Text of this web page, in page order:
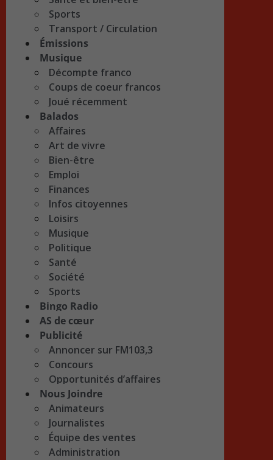
Sports
Transport / Circulation
Émissions
Musique
Décompte franco
Coups de coeur francos
Joué récemment
Balados
Affaires
Art de vivre
Bien-être
Emploi
Finances
Infos citoyennes
Loisirs
Musique
Politique
Santé
Société
Sports
Bingo Radio
AS de cœur
Publicité
Annoncer sur FM103,3
Concours
Opportunités d’affaires
Nous Joindre
Animateurs
Journalistes
Équipe des ventes
Administration